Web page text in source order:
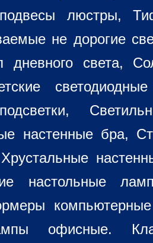
подвесы люстры,
не дорогие
дневного света,
настенные бра,
настольные
офисные.